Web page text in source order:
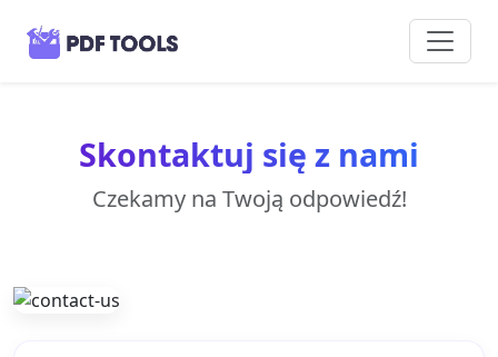
Skontaktuj się z nami
Czekamy na Twoją odpowiedź!